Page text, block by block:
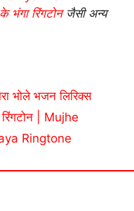
भंगा रिंगटोन जैसी अन्य
भोले भजन लिरिक्स
रिंगटोन | Mujhe
Ringtone